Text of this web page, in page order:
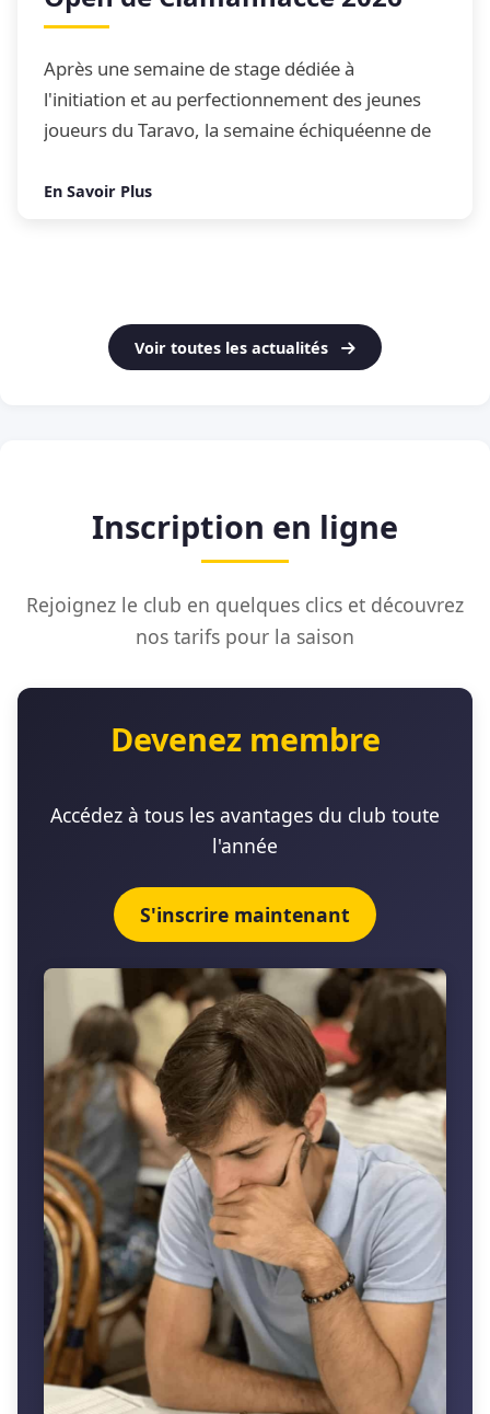
Après une semaine de stage dédiée à
l'initiation et au perfectionnement des jeunes
joueurs du Taravo, la semaine échiquéenne de
Open de blitz
En Savoir Plus
Voir toutes les actualités
Inscription en ligne
Rejoignez le club en quelques clics et découvrez
nos tarifs pour la saison
Devenez membre
Accédez à tous les avantages du club toute
l'année
S'inscrire maintenant